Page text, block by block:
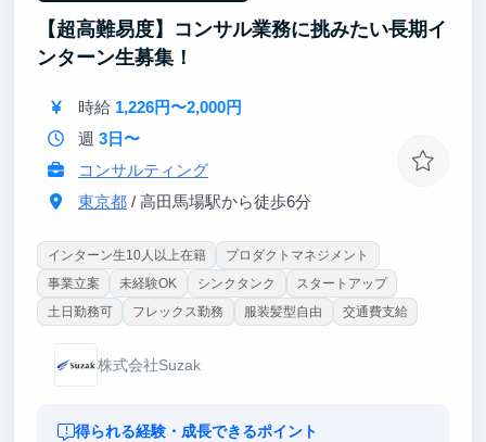
【ポイント③｜新規事業の最前線に触れる】
クライアント企業の既存サービスを改善するだけでな
く、新規事業の受容性検証にも携わります。市場のト
学ぶことができます。
【超高難易度】コンサル業務に挑みたい長期イ
ンターン生募集！
時給 1,226円〜2,000円
週 3日〜
コンサルティング
東京都/ 高田馬場駅から徒歩6分
インターン生10人以上在籍
プロダクトマネジメント
事業立案
未経験OK シンクタンク
スタートアップ
土日勤務可
フレックス勤務 服装髪型自由 交通費支給
株式会社Suzak
得られる経験・成長できるポイント